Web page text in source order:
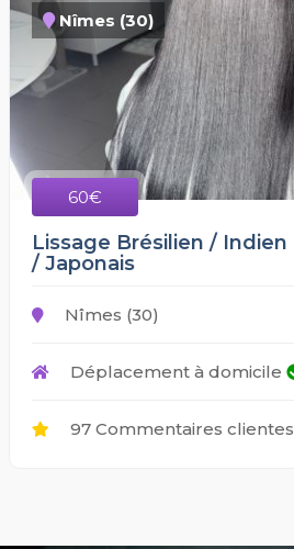
Nîmes (30)
60€
Lissage Brésilien / Indien
/ Japonais
Nîmes (30)
Déplacement à domicile
97 Commentaires clientes